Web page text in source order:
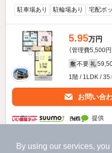
By using our services,
駐車場あり 駐輪場あり 宅配ボ
5.95万円
（管理費5,500円
敷 不要 礼
1階 / 1LDK /
お問い合
提供